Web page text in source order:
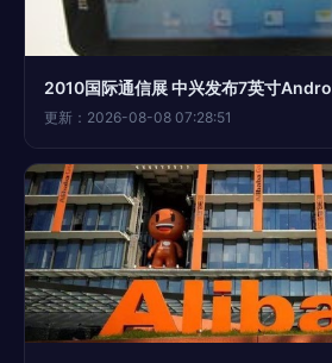
更新：2026-08-08 07:28:51